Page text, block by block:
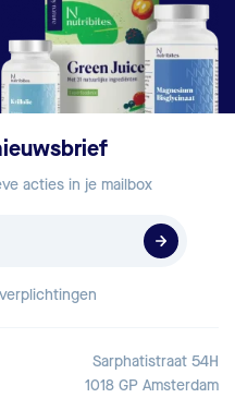
acties in je mailbox
Sarphatistraat 54H
1018 GP Amsterdam